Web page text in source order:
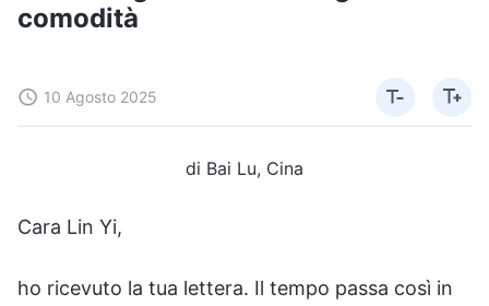
comodità
10 Agosto 2025
di Bai Lu, Cina
Cara Lin Yi,
ho ricevuto la tua lettera. Il tempo passa così in